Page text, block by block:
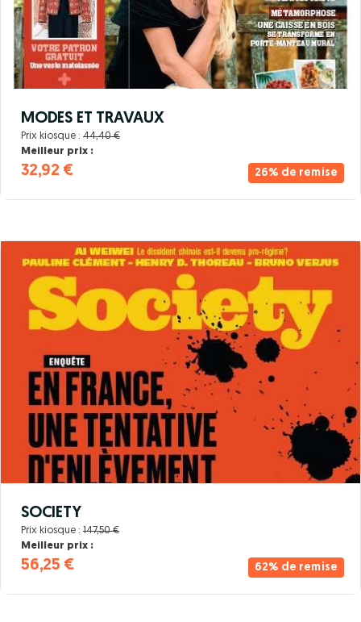
26% de remise
MODES ET TRAVAUX
Prix kiosque : 44,40 €
Meilleur prix :
32,92 €
62% de remise
SOCIETY
Prix kiosque : 147,50 €
Meilleur prix :
56,25 €